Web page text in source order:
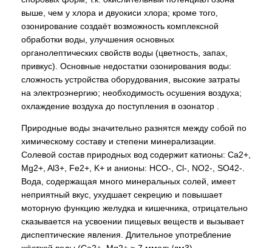
выше, чем у хлора и двуокиси хлора; кроме того,
озонирование создаёт возможность комплексной
обработки воды, улучшения основных
органолептических свойств воды (цветность, запах,
привкус). Основные недостатки озонирования воды:
сложность устройства оборудования, высокие затраты
на электроэнергию; необходимость осушения воздуха;
охлаждение воздуха до поступления в озонатор .
Природные воды значительно разнятся между собой по
химическому составу и степени минерализации.
Солевой состав природных вод содержит катионы: Ca2+,
Mg2+, Al3+, Fe2+, K+ и анионы: HCO-, Cl-, NO2-, SO42-.
Вода, содержащая много минеральных солей, имеет
неприятный вкус, ухудшает секрецию и повышает
моторную функцию желудка и кишечника, отрицательно
сказывается на усвоении пищевых веществ и вызывает
диспептические явления. Длительное употребление